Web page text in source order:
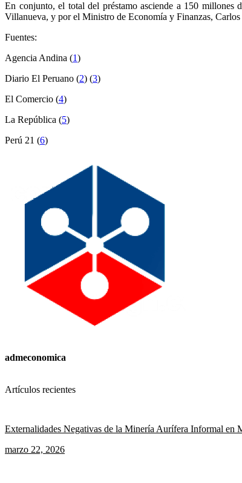
En conjunto, el total del préstamo asciende a 150 millones
Villanueva, y por el Ministro de Economía y Finanzas,
Fuentes:
Agencia Andina (1)
Diario El Peruano (2) (3)
El Comercio (4)
La República (5)
Perú 21 (6)
admeconomica
Artículos recientes
Externalidades Negativas de la Minería Aurífera Informal en
marzo 22, 2026